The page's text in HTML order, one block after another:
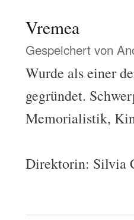
Vremea
Gespeichert von
Wurde als einer
gegründet.
Memorialistik,
Direktorin: Silvia